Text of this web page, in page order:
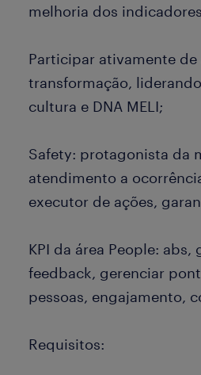
melhoria dos
Participar ativamente
transformação,
cultura e DNA MELI;
Safety: protagonista da
atendimento a
executor de ações,
KPI da área People:
feedback, gerenciar
pessoas, engajamento,
Requisitos: